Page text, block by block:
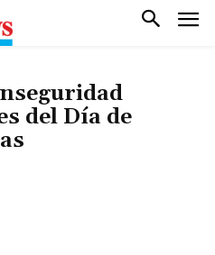
del Día de